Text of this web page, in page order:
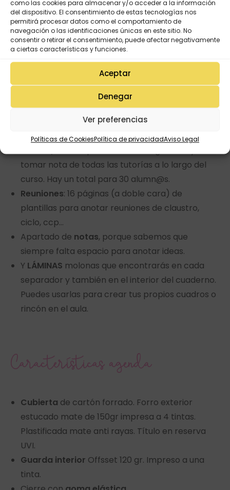
como las cookies para almacenar y/o acceder a la información
del dispositivo. El consentimiento de estas tecnologías nos
permitirá procesar datos como el comportamiento de
navegación o las identificaciones únicas en este sitio. No
consentir o retirar el consentimiento, puede afectar negativamente
a ciertas características y funciones.
Aceptar
Denegar
Ver preferencias
Políticas de CookiesPolítica de privacidadAviso Legal
usarlo comoAgenda. Con semanas suficientes
para completar todo el curso escolar.
Registros: Cumpleaños, teléfonos y emails,
registros varios, organización del aula
yasistencia.
: Notas finales por trimestre y 5
bloques de 4 páginas (a doble cara) cada uno
diferenciados por color.
: sección para tomar acta de las
reuniones con las familias y una plantilla por
tomar nota de todas las tutorías a lo largo del
curso. Hay un total para 30 alumn@s.
Reuniones: 16 páginas (a doble cara) de
plantillas para anotar reuniones de claustro,
ciclo, ccp…
Apartado de notas, porque sabemos que
siempre falta espacio para anotar ideas.
Y LÁMINAS molonas que encontrarás en cada
separador y también en el interior del cuaderno.
Puedes usarlas para crear tus propios cuadros o
rincón en el aula.
Características agenda
Cubierta de cartón forrado. Forro exterior
estucado mate de 150gr impresa a 4 tintas.
Plastificada mate anti rayas. Título en reserva
UVI.
Guarda interior Offsset 120 gr. Impreso a una
tinta.